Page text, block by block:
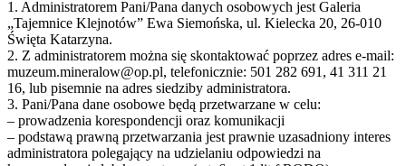
1. Administratorem Pani/Pana danych osobowych jest Galeria
„Tajemnice Klejnotów” Ewa Siemońska, ul. Kielecka 20, 26-010
Święta Katarzyna.
2. Z administratorem można się skontaktować poprzez adres e-mail:
muzeum.mineralow@op.pl, telefonicznie: 501 282 691, 41 311 21
16, lub pisemnie na adres siedziby administratora.
3. Pani/Pana dane osobowe będą przetwarzane w celu:
– prowadzenia korespondencji oraz komunikacji
– podstawą prawną przetwarzania jest prawnie uzasadniony interes
administratora polegający na udzielaniu odpowiedzi na